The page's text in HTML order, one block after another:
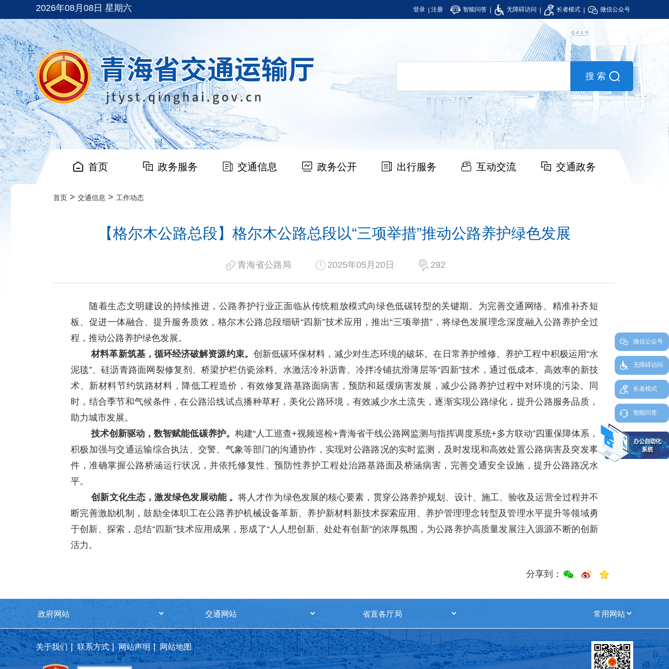
2026年08月08日 星期六 登录 注册 智能问答 无障碍访问 长者模式 微信公众号
首页 政务服务 交通信息 政务公开 出行服务 互动交流 交通政务
微信公众号
无障碍访问
长者模式
智能问答
首页 > 交通信息 > 工作动态
【格尔木公路总段】格尔木公路总段以“三项举措”推动公路养护绿色发展
青海省公路局 2025年05月20日 292
随着生态文明建设的持续推进，公路养护行业正面临从传统粗放模式向绿色低碳转型的关键期。为完善交通网络、精准补齐短
板、促进一体融合、提升服务质效，格尔木公路总段细研“四新”技术应用，推出“三项举措”，将绿色发展理念深度融入公路养护全过
程，推动公路养护绿色发展。
材料革新筑基，循环经济破解资源约束。 创新低碳环保材料，减少对生态环境的破坏。在日常养护维修、养护工程中积极运用“水
泥毯”、硅沥青路面网裂修复剂、桥梁护栏仿瓷涂料、水激活冷补沥青、冷拌冷铺抗滑薄层等“四新”技术，通过低成本、高效率的新技
术、新材料节约筑路材料，降低工程造价，有效修复路基路面病害，预防和延缓病害发展，减少公路养护过程中对环境的污染。同
时，结合季节和气候条件，在公路沿线试点播种草籽，美化公路环境，有效减少水土流失，逐渐实现公路绿化，提升公路服务品质，
助力城市发展。
技术创新驱动，数智赋能低碳养护。 构建“人工巡查+视频巡检+青海省干线公路网监测与指挥调度系统+多方联动”四重保障体系，
积极加强与交通运输综合执法、交警、气象等部门的沟通协作，实现对公路路况的实时监测，及时发现和高效处置公路病害及突发事
件，准确掌握公路桥涵运行状况，并依托修复性、预防性养护工程处治路基路面及桥涵病害，完善交通安全设施，提升公路路况水
平。
创新文化生态，激发绿色发展动能 。将人才作为绿色发展的核心要素，贯穿公路养护规划、设计、施工、验收及运营全过程并不
断完善激励机制，鼓励全体职工在公路养护机械设备革新、养护新材料新技术探索应用、养护管理理念转型及管理水平提升等领域勇
于创新、探索，总结“四新”技术应用成果，形成了“人人想创新、处处有创新”的浓厚氛围，为公路养护高质量发展注入源源不断的创新
活力。
分享到：
关于我们 | 联系方式 | 网站声明 | 网站地图